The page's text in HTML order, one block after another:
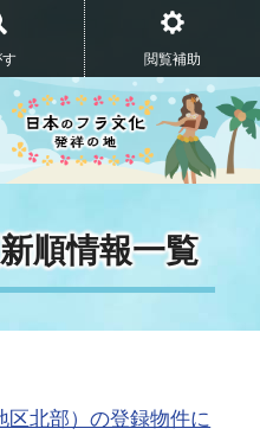
す 閲覧補助
順情報一覧
区北部）の登録物件に